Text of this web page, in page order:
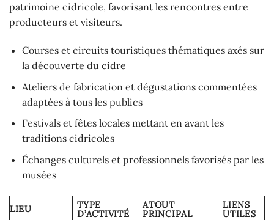
patrimoine cidricole, favorisant les rencontres entre
producteurs et visiteurs.
Courses et circuits touristiques thématiques axés sur
la découverte du cidre
Ateliers de fabrication et dégustations commentées
adaptées à tous les publics
Festivals et fêtes locales mettant en avant les
traditions cidricoles
Échanges culturels et professionnels favorisés par les
musées
LIEU
TYPE
D’ACTIVITÉ
ATOUT
PRINCIPAL
LIENS
UTILES